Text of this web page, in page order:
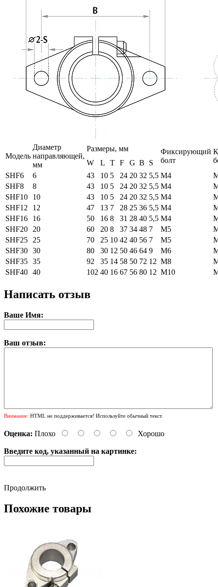
Модель
Диаметр
направляющей,
мм
Размеры, мм
Фиксирующий
болт
W L T F G B
S
SHF6
6 43 10 5 24 20 32 5,5 М4
SHF8
8 43 10 5 24 20 32 5,5 М4
SHF10
10 43 10 5 24 20 32 5,5 М4
SHF12
12 47 13 7 28 25 36 5,5 М4
SHF16
16 50 16 8 31 28 40 5,5 М4
SHF20
20 60 20 8 37 34 48 7 М5
SHF25
25 70 25 10 42 40 56 7 М5
SHF30 30 80 30 12 50 46 64 9 М6
SHF35 35 92 35 14 58 50 72 12 М8
SHF40 40 102 40 16 67 56 80 12 М10
Написать отзыв
Ваше Имя:
Ваш отзыв:
Внимание: HTML не поддерживается! Используйте обычный текст.
Оценка: Плохо Хорошо
Введите код, указанный на картинке:
Продолжить
Похожие товары